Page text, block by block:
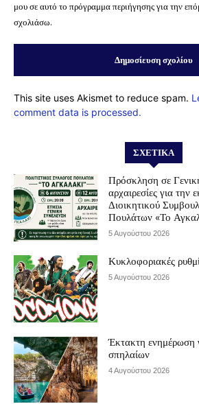
μου σε αυτό το πρόγραμμα περιήγησης για την
σχολιάσω.
This site uses Akismet to reduce spam.
comment data is processed.
ΣΧΕΤΙΚΆ
Πρόσκληση σε
αρχαιρεσίες για την
Διοικητικού
Πουλάτων «Το
5 Αυγούστου 2026
Κυκλοφοριακές
5 Αυγούστου 2026
Έκτακτη ενημέρωση
σπηλαίων
4 Αυγούστου 2026